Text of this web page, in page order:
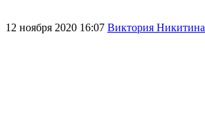
12 ноября 2020 16:07 Виктория Никитина